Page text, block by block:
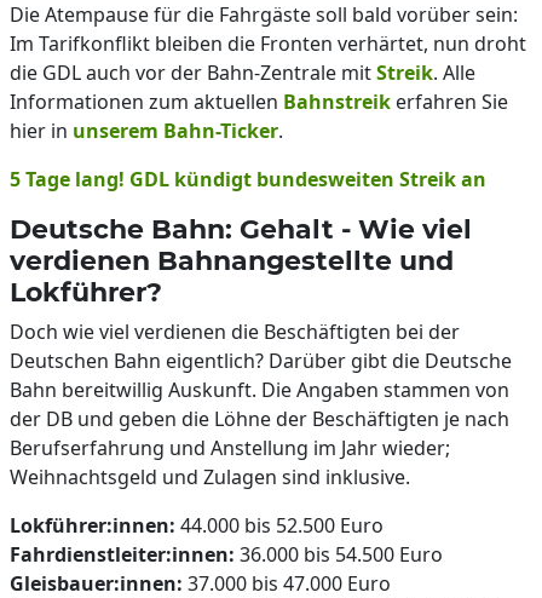
Die Atempause für die Fahrgäste soll bald vorüber sein:
Im Tarifkonflikt bleiben die Fronten verhärtet, nun droht
die GDL auch vor der Bahn-Zentrale mitStreik. Alle
Informationen zum aktuellen Bahnstreik erfahren Sie
hier in unserem Bahn-Ticker.
5 Tage lang! GDL kündigt bundesweiten Streik an
Deutsche Bahn: Gehalt - Wie viel
verdienen Bahnangestellte und
Lokführer?
Doch wie viel verdienen die Beschäftigten bei der
Deutschen Bahn eigentlich? Darüber gibt die Deutsche
Bahn bereitwillig Auskunft. Die Angaben stammen von
der DB und geben die Löhne der Beschäftigten je nach
Berufserfahrung und Anstellung im Jahr wieder;
Weihnachtsgeld und Zulagen sind inklusive.
Lokführer:innen: 44.000 bis 52.500 Euro
Fahrdienstleiter:innen: 36.000 bis 54.500 Euro
Gleisbauer:innen: 37.000 bis 47.000 Euro